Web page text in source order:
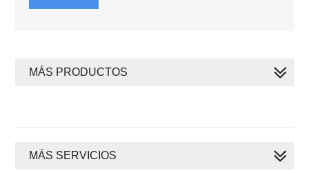
MÁS PRODUCTOS
MÁS SERVICIOS